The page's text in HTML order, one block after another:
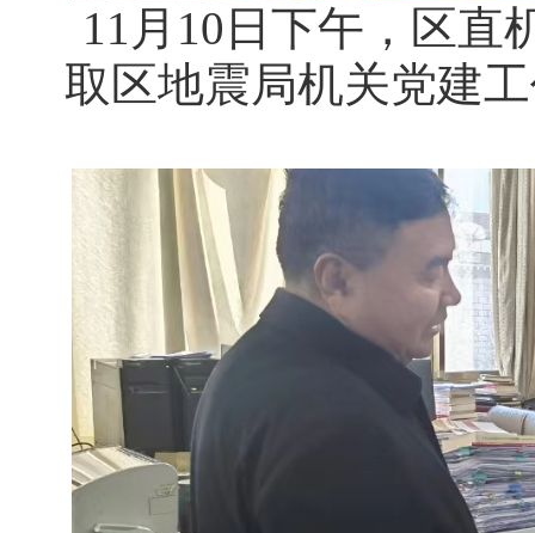
11月10日下午，区直
取区地震局机关党建